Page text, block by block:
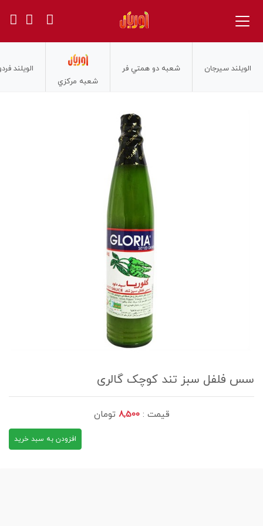
الويلند سيرجان
شعبه دو همتي فر
شعبه مركزي
الويلند
سس فلفل سبز تند کوچک گالری
قیمت : 8,500 تومان
افزودن به سبد خرید